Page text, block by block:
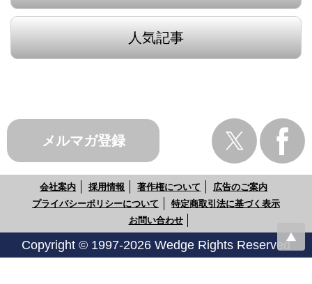
人気記事
メルマガ登録
会社案内 採用情報 著作権について
広告のご案内
プライバシーポリシーについて
特定商取引法に基づく表示
お問い合わせ
Copyright © 1997-2026 Wedge Rights Reserved